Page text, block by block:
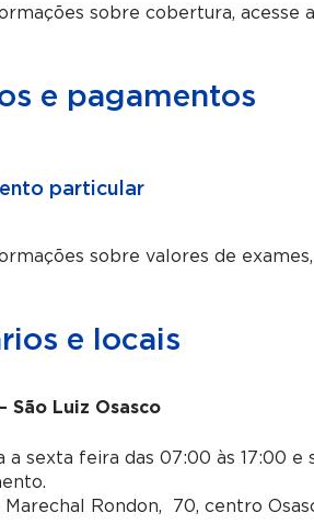
sobre cobertura, acesse
e pagamentos
particular
sobre valores de
e locais
São Luiz Osasco
a sexta feira das 07:00 às 17:00 e
Marechal Rondon, 70, centro